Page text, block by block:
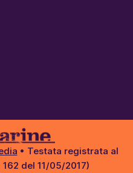
• Testata registrata al
del 11/05/2017)